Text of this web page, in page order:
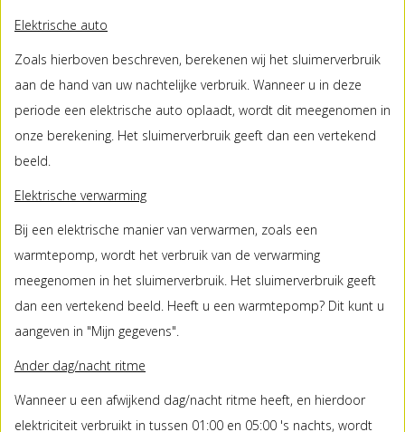
Elektrische auto
Zoals hierboven beschreven, berekenen wij het sluimerverbruik
aan de hand van uw nachtelijke verbruik. Wanneer u in deze
periode een elektrische auto oplaadt, wordt dit meegenomen in
onze berekening. Het sluimerverbruik geeft dan een vertekend
beeld.
Elektrische verwarming
Bij een elektrische manier van verwarmen, zoals een
warmtepomp, wordt het verbruik van de verwarming
meegenomen in het sluimerverbruik. Het sluimerverbruik geeft
dan een vertekend beeld. Heeft u een warmtepomp? Dit kunt u
aangeven in "Mijn gegevens".
Ander dag/nacht ritme
Wanneer u een afwijkend dag/nacht ritme heeft, en hierdoor
elektriciteit verbruikt in tussen 01:00 en 05:00 's nachts, wordt